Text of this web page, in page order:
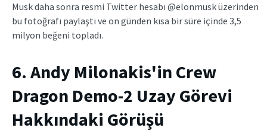
Musk daha sonra resmi Twitter hesabı @elonmusk üzerinden
bu fotoğrafı paylaştı ve on günden kısa bir süre içinde 3,5
milyon beğeni topladı.
6. Andy Milonakis'in Crew
Dragon Demo-2 Uzay Görevi
Hakkındaki Görüşü